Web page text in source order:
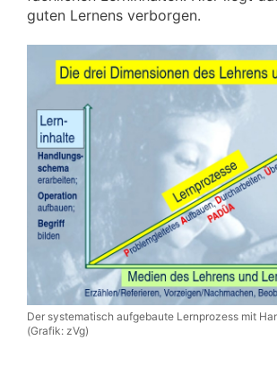
guten Lernens verborgen.
Der systematisch aufgebaute Lernprozess mit
(Grafik: zVg)